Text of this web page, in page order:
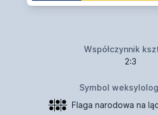
Współczynnik
2:3
Symbol
Flaga narodowa na